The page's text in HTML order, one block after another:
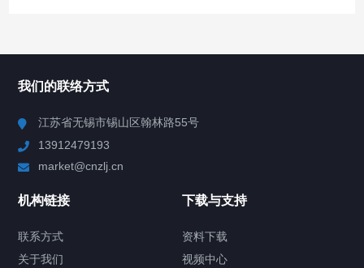
Chiller高精度制冷循环器
TCU温度控制单元
我们的联络方式
江苏省无锡市锡山区翰林路55号
13912479193
market@cnzlj.cn
机构链接
联系方式
关于我们
下载与支持
资料下载
视频中心